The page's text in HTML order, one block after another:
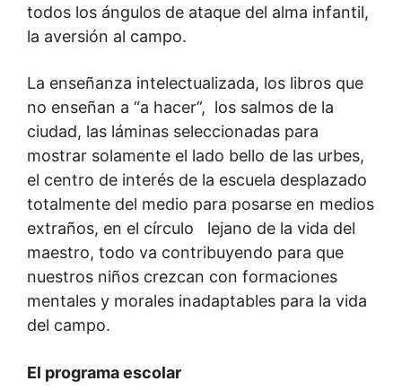
todos los ángulos de ataque del alma infantil,
la aversión al campo.
La enseñanza intelectualizada, los libros que
no enseñan a “a hacer”, los salmos de la
ciudad, las láminas seleccionadas para
mostrar solamente el lado bello de las urbes,
el centro de interés de la escuela desplazado
totalmente del medio para posarse en medios
extraños, en el círculo lejano de la vida del
maestro, todo va contribuyendo para que
nuestros niños crezcan con formaciones
mentales y morales inadaptables para la vida
del campo.
El programa escolar